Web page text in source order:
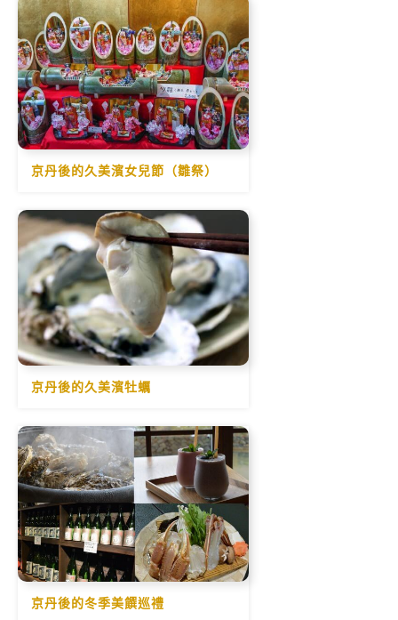
京丹後的久美濱女兒節（雛祭）
京丹後的久美濱牡蠣
京丹後的冬季美饌巡禮